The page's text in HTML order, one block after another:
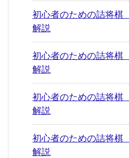
初心者のための詰将
解説
初心者のための詰将
解説
初心者のための詰将
解説
初心者のための詰将
解説